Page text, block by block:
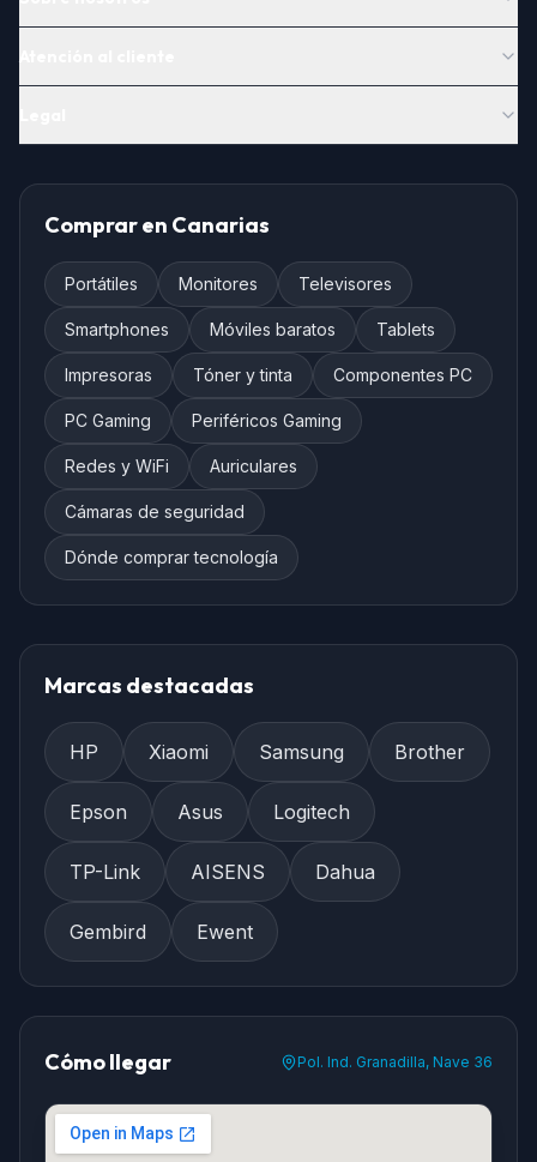
Comprar en Canarias
Portátiles Monitores Televisores
Smartphones Móviles baratos Tablets
Impresoras Tóner y tinta Componentes PC
PC Gaming Periféricos Gaming
Redes y WiFi Auriculares
Cámaras de seguridad
Dónde comprar tecnología
Marcas destacadas
HP Xiaomi Samsung Brother
Epson Asus Logitech
TP-Link AISENS Dahua
Gembird Ewent
Cómo llegar Pol. Ind. Granadilla, Nave 36